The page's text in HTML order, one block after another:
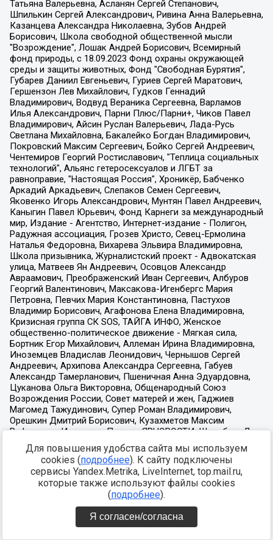
Для повышения удобства сайта мы используем
cookies (подробнее). К сайту подключены
сервисы Yandex.Metrika, LiveInternet, top.mail.ru,
которые также используют файлы cookies
(подробнее).
Я согласен/согласна